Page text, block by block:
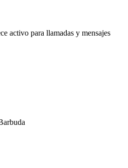
activo para llamadas y mensajes